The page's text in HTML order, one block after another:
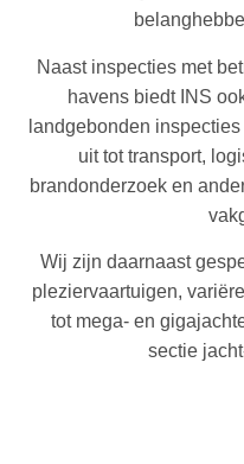
Naast inspecties met
havens biedt INS
landgebonden
uit tot transport,
brandonderzoek en
Wij zijn daarnaast
pleziervaartuigen,
tot mega‑ en
sectie